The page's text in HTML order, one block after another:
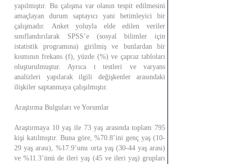
yapılmıştır. Bu çalışma var olanın tespit edilmesini
amaçlayan durum saptayıcı yani betimleyici bir
çalışmadır. Anket yoluyla elde edilen veriler
sınıflandırılarak SPSS’e (sosyal bilimler için
istatistik programına) girilmiş ve bunlardan bir
kısmının frekans (f), yüzde (%) ve çapraz tabloları
oluşturulmuştur. Ayrıca t testleri ve varyans
analizleri yapılarak ilgili değişkenler arasındaki
ilişkiler saptanmaya çalışılmıştır.
Araştırma Bulguları ve Yorumlar
Araştırmaya 10 yaş ile 73 yaş arasında toplam 795
kişi katılmıştır. Buna göre, %70.8’ini genç yaş (10-
29 yaş arası), %17.9’unu orta yaş (30-44 yaş arası)
ve %11.3’ünü de ileri yaş (45 ve ileri yaş) grupları